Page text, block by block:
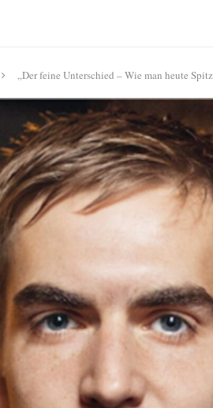
„Der feine Unterschied – Wie man heute